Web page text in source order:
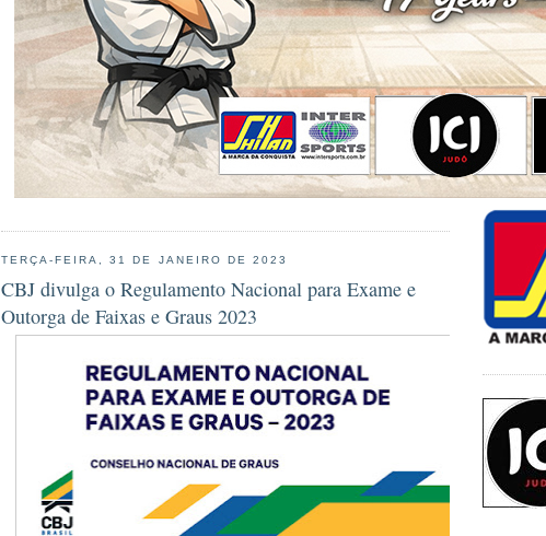
TERÇA-FEIRA, 31 DE JANEIRO DE 2023
CBJ divulga o Regulamento Nacional para Exame e
Outorga de Faixas e Graus 2023